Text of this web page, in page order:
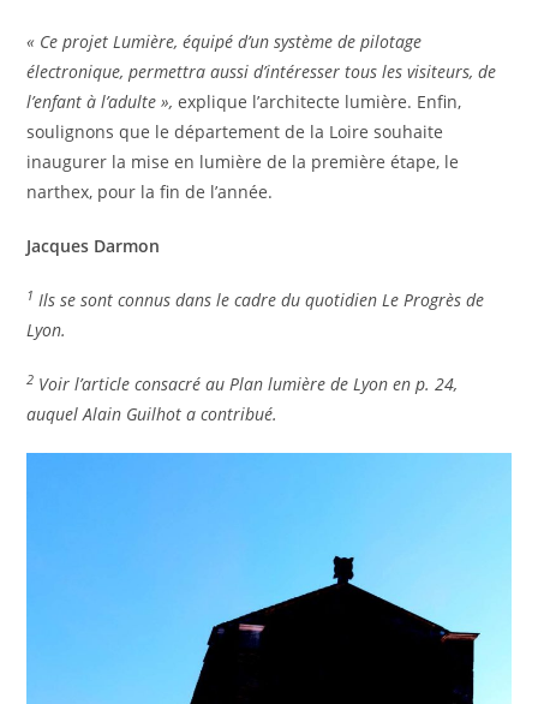
« Ce projet Lumière, équipé d’un système de pilotage
électronique, permettra aussi d’intéresser tous les visiteurs, de
l’enfant à l’adulte »,explique l’architecte lumière. Enfin,
soulignons que le département de la Loire souhaite
inaugurer la mise en lumière de la première étape, le
narthex, pour la fin de l’année.
Jacques Darmon
1 Ils se sont connus dans le cadre du quotidien Le Progrès de
Lyon.
2 Voir l’article consacré au Plan lumière de Lyon en p. 24,
auquel Alain Guilhot a contribué.